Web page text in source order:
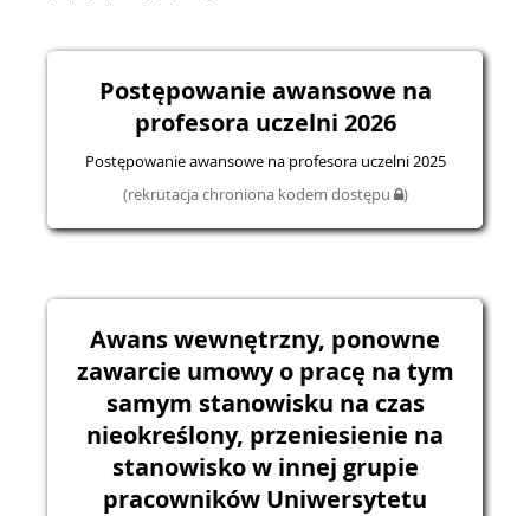
Postępowanie awansowe na
profesora uczelni 2026
Postępowanie awansowe na profesora uczelni 2025
(rekrutacja chroniona kodem dostępu
)
Awans wewnętrzny, ponowne
zawarcie umowy o pracę na tym
samym stanowisku na czas
nieokreślony, przeniesienie na
stanowisko w innej grupie
pracowników Uniwersytetu